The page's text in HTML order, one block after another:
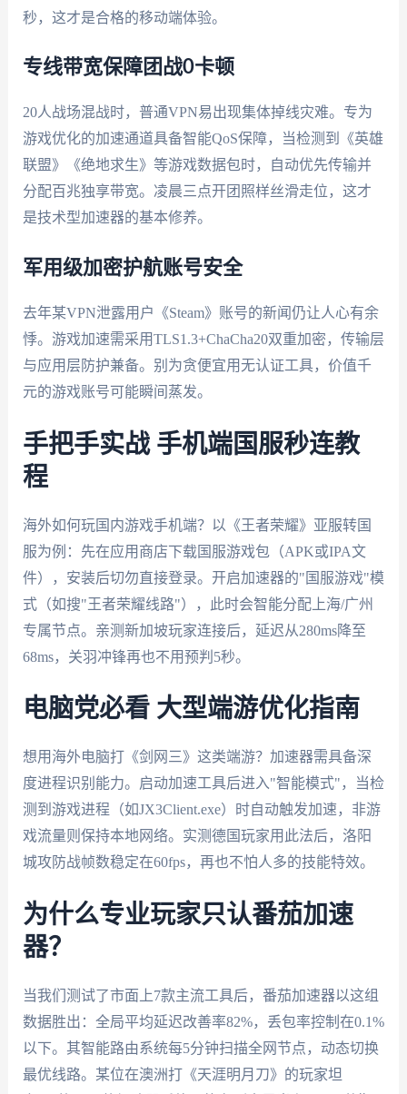
秒，这才是合格的移动端体验。
专线带宽保障团战0卡顿
20人战场混战时，普通VPN易出现集体掉线灾难。专为
游戏优化的加速通道具备智能QoS保障，当检测到《英雄
联盟》《绝地求生》等游戏数据包时，自动优先传输并
分配百兆独享带宽。凌晨三点开团照样丝滑走位，这才
是技术型加速器的基本修养。
军用级加密护航账号安全
去年某VPN泄露用户《Steam》账号的新闻仍让人心有余
悸。游戏加速需采用TLS1.3+ChaCha20双重加密，传输层
与应用层防护兼备。别为贪便宜用无认证工具，价值千
元的游戏账号可能瞬间蒸发。
手把手实战 手机端国服秒连教
程
海外如何玩国内游戏手机端？以《王者荣耀》亚服转国
服为例：先在应用商店下载国服游戏包（APK或IPA文
件），安装后切勿直接登录。开启加速器的"国服游戏"模
式（如搜"王者荣耀线路"），此时会智能分配上海/广州
专属节点。亲测新加坡玩家连接后，延迟从280ms降至
68ms，关羽冲锋再也不用预判5秒。
电脑党必看 大型端游优化指南
想用海外电脑打《剑网三》这类端游？加速器需具备深
度进程识别能力。启动加速工具后进入"智能模式"，当检
测到游戏进程（如JX3Client.exe）时自动触发加速，非游
戏流量则保持本地网络。实测德国玩家用此法后，洛阳
城攻防战帧数稳定在60fps，再也不怕人多的技能特效。
为什么专业玩家只认番茄加速
器？
当我们测试了市面上7款主流工具后，番茄加速器以这组
数据胜出：全局平均延迟改善率82%，丢包率控制在0.1%
以下。其智能路由系统每5分钟扫描全网节点，动态切换
最优线路。某位在澳洲打《天涯明月刀》的玩家坦